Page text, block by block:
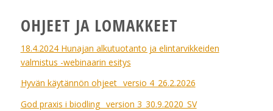
OHJEET JA LOMAKKEET
18.4.2024 Hunajan alkutuotanto ja elintarvikkeiden
valmistus -webinaarin esitys
Hyvän käytännön ohjeet_ versio 4_26.2.2026
God praxis i biodling_ version 3_30.9.2020_SV